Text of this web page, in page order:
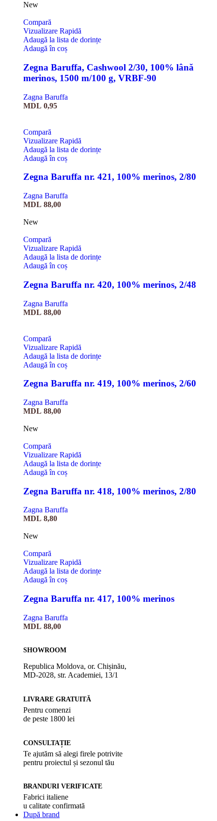
New
Compară
Vizualizare Rapidă
Adaugă la lista de dorințe
Adaugă în coș
Zegna Baruffa, Cashwool 2/30, 100% lână
merinos, 1500 m/100 g, VRBF-90
Zagna Baruffa
MDL 0,95
Compară
Vizualizare Rapidă
Adaugă la lista de dorințe
Adaugă în coș
Zegna Baruffa nr. 421, 100% merinos, 2/80
Zagna Baruffa
MDL 88,00
New
Compară
Vizualizare Rapidă
Adaugă la lista de dorințe
Adaugă în coș
Zegna Baruffa nr. 420, 100% merinos, 2/48
Zagna Baruffa
MDL 88,00
Compară
Vizualizare Rapidă
Adaugă la lista de dorințe
Adaugă în coș
Zegna Baruffa nr. 419, 100% merinos, 2/60
Zagna Baruffa
MDL 88,00
New
Compară
Vizualizare Rapidă
Adaugă la lista de dorințe
Adaugă în coș
Zegna Baruffa nr. 418, 100% merinos, 2/80
Zagna Baruffa
MDL 8,80
New
Compară
Vizualizare Rapidă
Adaugă la lista de dorințe
Adaugă în coș
Zegna Baruffa nr. 417, 100% merinos
Zagna Baruffa
MDL 88,00
SHOWROOM
Republica Moldova, or. Chișinău,
MD-2028, str. Academiei, 13/1
LIVRARE GRATUITĂ
Pentru comenzi
de peste 1800 lei
CONSULTAȚIE
Te ajutăm să alegi firele potrivite
pentru proiectul și sezonul tău
BRANDURI VERIFICATE
Fabrici italiene
u calitate confirmată
După brand